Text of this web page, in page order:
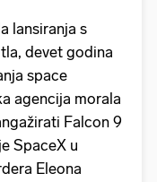
lansiranja s
devet godina
space
agencija morala
Falcon 9
SpaceX u
Eleona